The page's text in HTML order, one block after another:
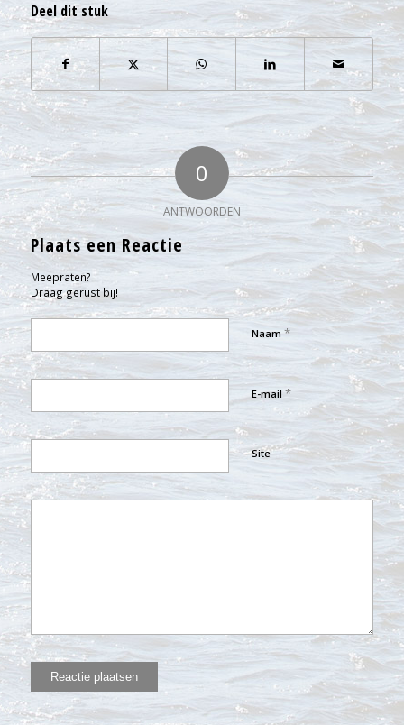
Deel dit stuk
0
ANTWOORDEN
Plaats een Reactie
Meepraten?
Draag gerust bij!
Naam *
E-mail *
Site